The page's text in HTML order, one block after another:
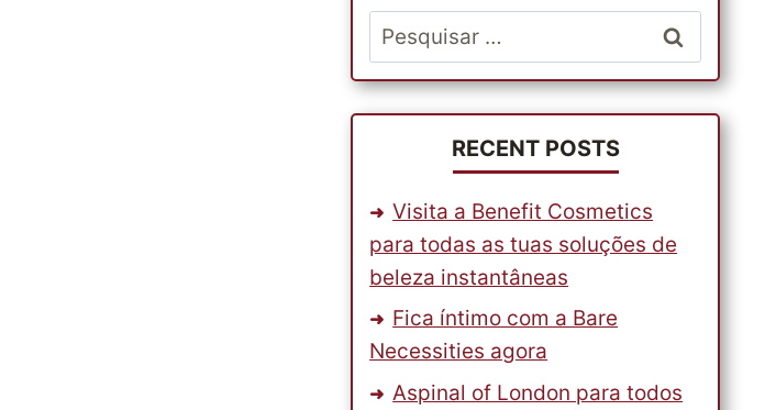
Pesquisar
por:
RECENT POSTS
Visita a Benefit Cosmetics
para todas as tuas soluções de
beleza instantâneas
Fica íntimo com a Bare
Necessities agora
Aspinal of London para todos